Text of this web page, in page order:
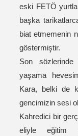
eski FETÖ
başka
biat etmemenin
göstermiştir.
Son sözlerinde
yaşama
Kara, belki de
gencimizin sesi
Kahredici bir
eliyle eğitim